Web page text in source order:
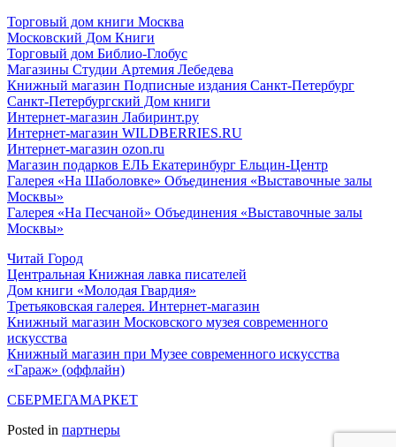
Торговый дом книги Москва
Московский Дом Книги
Торговый дом Библио-Глобус
Магазины Студии Артемия Лебедева
Книжный магазин Подписные издания Санкт-Петербург
Санкт-Петербургский Дом книги
Интернет-магазин Лабиринт.ру
Интернет-магазин WILDBERRIES.RU
Интернет-магазин ozon.ru
Магазин подарков ЕЛЬ Екатеринбург Ельцин-Центр
Галерея «На Шаболовке» Объединения «Выставочные залы
Москвы»
Галерея «На Песчаной» Объединения «Выставочные залы
Москвы»
Читай Город
Центральная Книжная лавка писателей
Дом книги «Молодая Гвардия»
Третьяковская галерея. Интернет-магазин
Книжный магазин Московского музея современного
искусства
Книжный магазин при Музее современного искусства
«Гараж» (оффлайн)
СБЕРМЕГАМАРКЕТ
Posted in партнеры